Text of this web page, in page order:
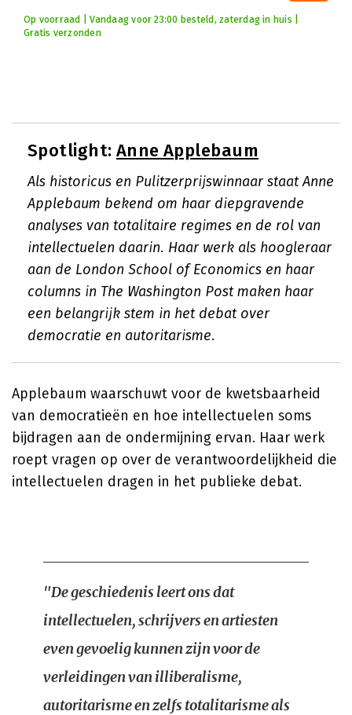
Op voorraad | Vandaag voor 23:00 besteld, zaterdag in huis |
Gratis verzonden
Spotlight: Anne Applebaum
Als historicus en Pulitzerprijswinnaar staat Anne
Applebaum bekend om haar diepgravende
analyses van totalitaire regimes en de rol van
intellectuelen daarin. Haar werk als hoogleraar
aan de London School of Economics en haar
columns in The Washington Post maken haar
een belangrijk stem in het debat over
democratie en autoritarisme.
Applebaum waarschuwt voor de kwetsbaarheid
van democratieën en hoe intellectuelen soms
bijdragen aan de ondermijning ervan. Haar werk
roept vragen op over de verantwoordelijkheid die
intellectuelen dragen in het publieke debat.
"De geschiedenis leert ons dat
intellectuelen, schrijvers en artiesten
even gevoelig kunnen zijn voor de
verleidingen van illiberalisme,
autoritarisme en zelfs totalitarisme als